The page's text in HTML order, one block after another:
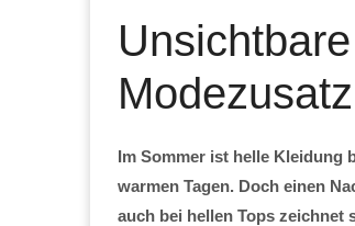
Modezusatz
Im Sommer ist helle Kleidung
warmen Tagen. Doch einen
auch bei hellen Tops zeichnet